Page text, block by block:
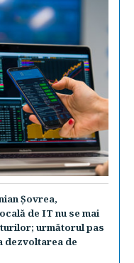
Şovrea,
de IT nu se mai
următorul pas
dezvoltarea de